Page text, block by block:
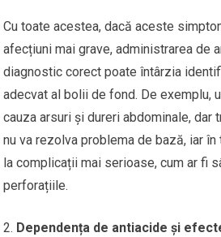
Cu toate acestea, dacă aceste
afecțiuni mai grave, administrarea de
diagnostic corect poate întârzia
adecvat al bolii de fond. De exemplu,
cauza arsuri și dureri abdominale, dar
nu va rezolva problema de bază, iar
la complicații mai serioase, cum ar fi
perforațiile.
Dependența de antiacide și